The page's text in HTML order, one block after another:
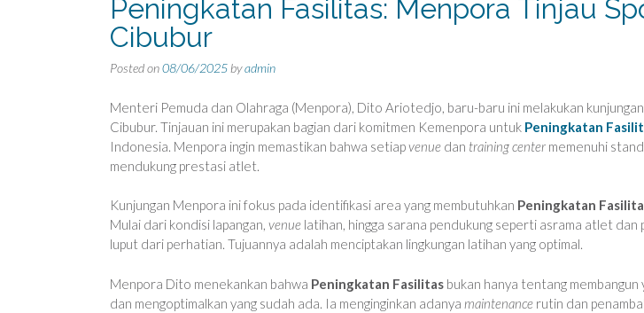
Peningkatan Fasilitas: Menpora Tinjau
Cibubur
Posted on08/06/2025 byadmin
Menteri Pemuda dan Olahraga (Menpora), Dito Ariotedjo, baru-baru ini melakukan
Cibubur. Tinjauan ini merupakan bagian dari komitmen Kemenpora untuk Peningkatan
Indonesia. Menpora ingin memastikan bahwa setiapvenue dan training center memenuhi
mendukung prestasi atlet.
Kunjungan Menpora ini fokus pada identifikasi area yang membutuhkan Peningkatan
Mulai dari kondisi lapangan, venue latihan, hingga sarana pendukung seperti asrama atlet dan
luput dari perhatian. Tujuannya adalah menciptakan lingkungan latihan yang optimal.
Menpora Dito menekankan bahwa Peningkatan Fasilitas bukan hanya tentang
dan mengoptimalkan yang sudah ada. Ia menginginkan adanya maintenance rutin dan